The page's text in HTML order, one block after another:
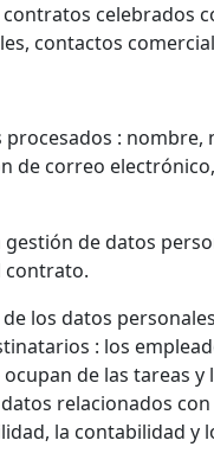
celebrados
contactos
procesados : nombre,
de correo
gestión de datos
contrato.
los datos
: los
de las tareas y
relacionados con
la contabilidad y